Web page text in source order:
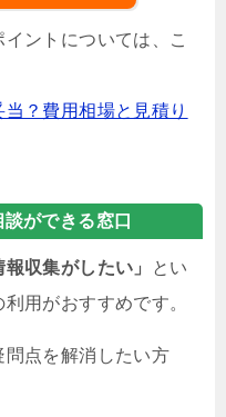
ントについては、こ
？費用相場と見積り
ができる窓口
収集がしたい」
とい
用がおすすめです。
点を解消したい方